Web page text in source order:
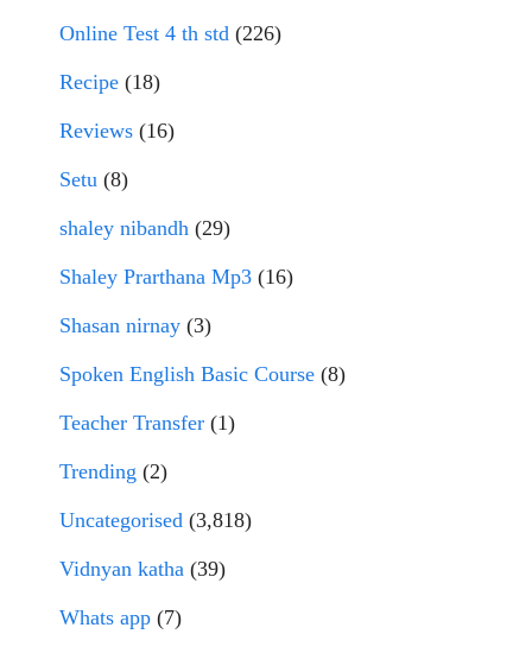
Online Test 4 th std (226)
Recipe (18)
Reviews (16)
Setu (8)
shaley nibandh (29)
Shaley Prarthana Mp3 (16)
Shasan nirnay (3)
Spoken English Basic Course (8)
Teacher Transfer (1)
Trending (2)
Uncategorised (3,818)
Vidnyan katha (39)
Whats app (7)